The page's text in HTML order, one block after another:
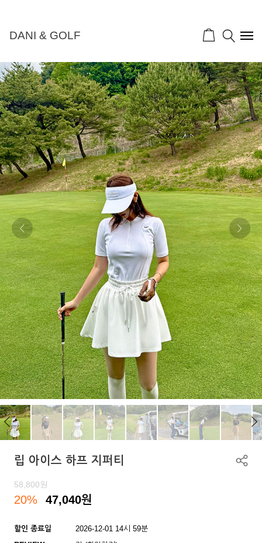
DANI & GOLF
립 아이스 하프 지퍼티
58,800원
20% 47,040원
할인 종료일
2026-12-01 14시 59분